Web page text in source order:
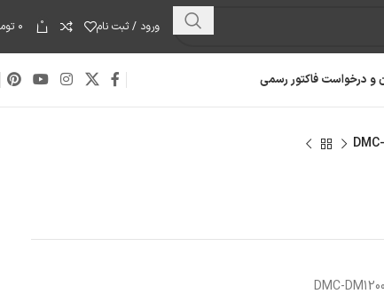
ورود / ثبت نام 0 ۰
و درخواست فاکتور رسمی